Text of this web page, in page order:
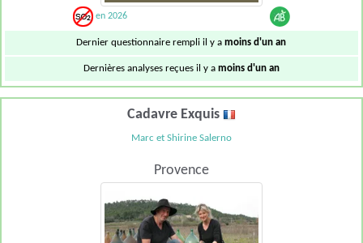
en 2026
Dernier questionnaire rempli il y amoins d'un an
Dernières analyses reçues il y a moins d'un an
Cadavre Exquis
Marc et Shirine Salerno
Provence